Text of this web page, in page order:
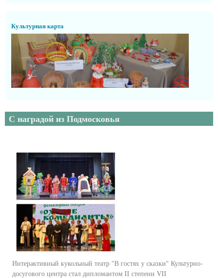
Культурная карта
С наградой из Подмосковья
Интерактивный кукольный театр "В гостях у сказки" Культурно-
досугового центра стал дипломантом II степени VII